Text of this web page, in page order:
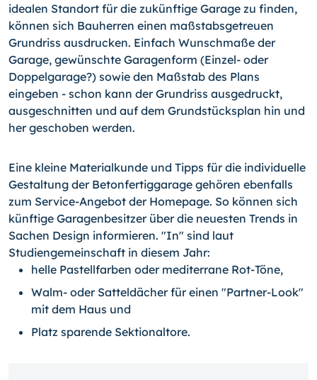
idealen Standort für die zukünftige Garage zu finden,
können sich Bauherren einen maßstabsgetreuen
Grundriss ausdrucken. Einfach Wunschmaße der
Garage, gewünschte Garagenform (Einzel- oder
Doppelgarage?) sowie den Maßstab des Plans
eingeben - schon kann der Grundriss ausgedruckt,
ausgeschnitten und auf dem Grundstücksplan hin und
her geschoben werden.
Eine kleine Materialkunde und Tipps für die individuelle
Gestaltung der Betonfertiggarage gehören ebenfalls
zum Service-Angebot der Homepage. So können sich
künftige Garagenbesitzer über die neuesten Trends in
Sachen Design informieren. "In" sind laut
Studiengemeinschaft in diesem Jahr:
helle Pastellfarben oder mediterrane Rot-Töne,
Walm- oder Satteldächer für einen "Partner-Look"
mit dem Haus und
Platz sparende Sektionaltore.